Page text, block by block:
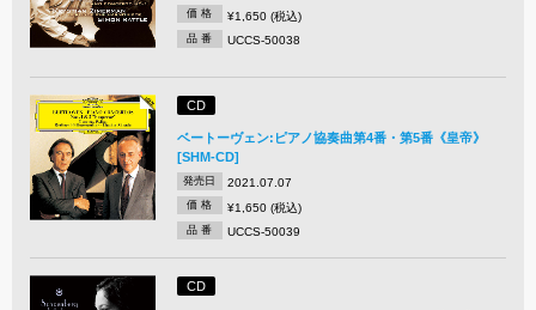
価 格 ¥1,650 (税込)
品 番 UCCS-50038
CD
ベートーヴェン:ピアノ協奏曲第4番・第5番《皇帝》
[SHM-CD]
発売日 2021.07.07
価 格 ¥1,650 (税込)
品 番 UCCS-50039
CD